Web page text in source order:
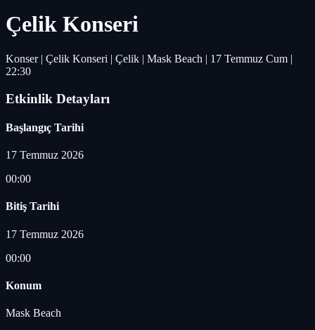
Çelik Konseri
Konser | Çelik Konseri | Çelik | Mask Beach | 17 Temmuz Cum |
22:30
Etkinlik Detayları
Başlangıç Tarihi
17 Temmuz 2026
00:00
Bitiş Tarihi
17 Temmuz 2026
00:00
Konum
Mask Beach